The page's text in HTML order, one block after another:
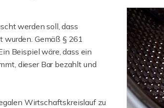
werden soll, dass
Gemäß § 261
Beispiel wäre, dass ein
dieser Bar bezahlt und
Wirtschaftskreislauf zu